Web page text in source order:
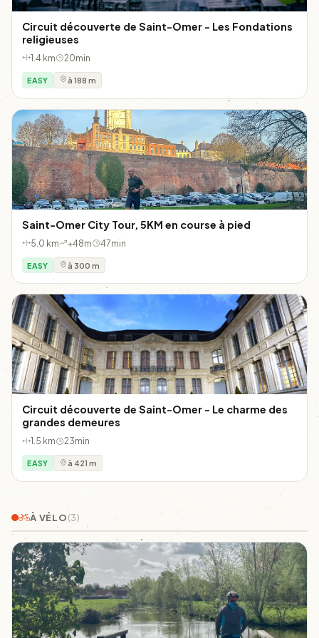
Circuit découverte de Saint-Omer - Les Fondations
religieuses
1.4 km 20min
EASY à 188 m
Saint-Omer City Tour, 5KM en course à pied
5.0 km +48m 47min
EASY à 300 m
Circuit découverte de Saint-Omer - Le charme des
grandes demeures
1.5 km 23min
EASY à 421 m
À VÉLO(3)